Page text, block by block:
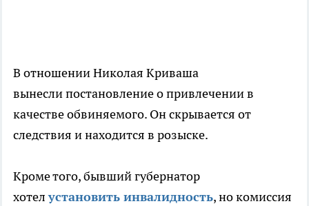
В отношении Николая Криваша
вынесли постановление о привлечении в
качестве обвиняемого. Он скрывается от
следствия и находится в розыске.
Кроме того, бывший губернатор
хотелустановить инвалидность, но комиссия